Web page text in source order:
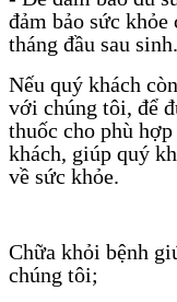
đảm bảo sức khỏe
tháng đầu sau sinh.
Nếu quý khách
với chúng tôi, để
thuốc cho phù
khách, giúp quý
về sức khỏe.
Chữa khỏi bệnh
chúng tôi;